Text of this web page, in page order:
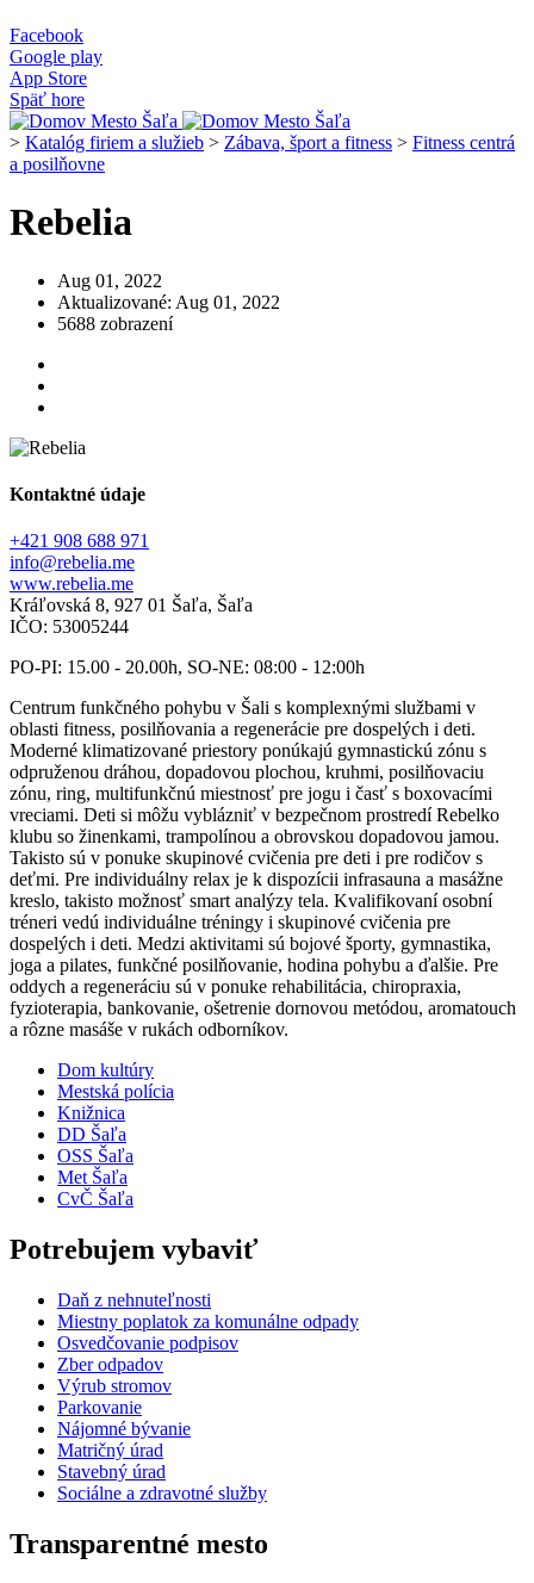
Facebook
Google play
App Store
Späť hore
> Katalóg firiem a služieb > Zábava, šport a fitness > Fitness centrá
a posilňovne
Rebelia
Aug 01, 2022
Aktualizované: Aug 01, 2022
5688 zobrazení
Kontaktné údaje
+421 908 688 971
info@rebelia.me
www.rebelia.me
Kráľovská 8, 927 01 Šaľa, Šaľa
IČO: 53005244
PO-PI: 15.00 - 20.00h, SO-NE: 08:00 - 12:00h
Centrum funkčného pohybu v Šali s komplexnými službami v
oblasti fitness, posilňovania a regenerácie pre dospelých i deti.
Moderné klimatizované priestory ponúkajú gymnastickú zónu s
odpruženou dráhou, dopadovou plochou, kruhmi, posilňovaciu
zónu, ring, multifunkčnú miestnosť pre jogu i časť s boxovacími
vreciami. Deti si môžu vyblázniť v bezpečnom prostredí Rebelko
klubu so žinenkami, trampolínou a obrovskou dopadovou jamou.
Takisto sú v ponuke skupinové cvičenia pre deti i pre rodičov s
deťmi. Pre individuálny relax je k dispozícii infrasauna a masážne
kreslo, takisto možnosť smart analýzy tela. Kvalifikovaní osobní
tréneri vedú individuálne tréningy i skupinové cvičenia pre
dospelých i deti. Medzi aktivitami sú bojové športy, gymnastika,
joga a pilates, funkčné posilňovanie, hodina pohybu a ďalšie. Pre
oddych a regeneráciu sú v ponuke rehabilitácia, chiropraxia,
fyzioterapia, bankovanie, ošetrenie dornovou metódou, aromatouch
a rôzne masáše v rukách odborníkov.
Dom kultúry
Mestská polícia
Knižnica
DD Šaľa
OSS Šaľa
Met Šaľa
CvČ Šaľa
Potrebujem vybaviť
Daň z nehnuteľnosti
Miestny poplatok za komunálne odpady
Osvedčovanie podpisov
Zber odpadov
Výrub stromov
Parkovanie
Nájomné bývanie
Matričný úrad
Stavebný úrad
Sociálne a zdravotné služby
Transparentné mesto